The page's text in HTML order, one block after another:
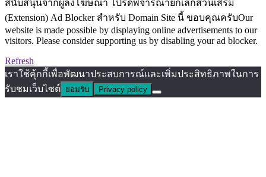
สนับสนุนจากผู้ลงโฆษณา โปรดพิจารณายกเลิกส่วนเสริม
(Extension) Ad Blocker สำหรับ Domain Site นี้ ขอบคุณครับOur
website is made possible by displaying online advertisements to our
visitors. Please consider supporting us by disabling your ad blocker.
Refresh
เราใช้คุ้กกี้เพื่อพัฒนาประสบการณ์และเพิ่มประสิทธิภาพในการ
รับชมเว็บไซต์ ยอมรับ Privacy policy